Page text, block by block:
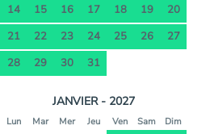
14
15 16 17 18 19
20
21
22 23 24 25 26
27
28
29 30 31
JANVIER - 2027
Lun Mar Mer Jeu Ven Sam Dim